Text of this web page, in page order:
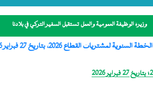
وزيرة الوظيفة العمومية والعمل تستقبل السفير التركي في بلادنا
الخطة السنوية لمشتريات القطاع 2026، بتاريخ 27 فبراير 2026